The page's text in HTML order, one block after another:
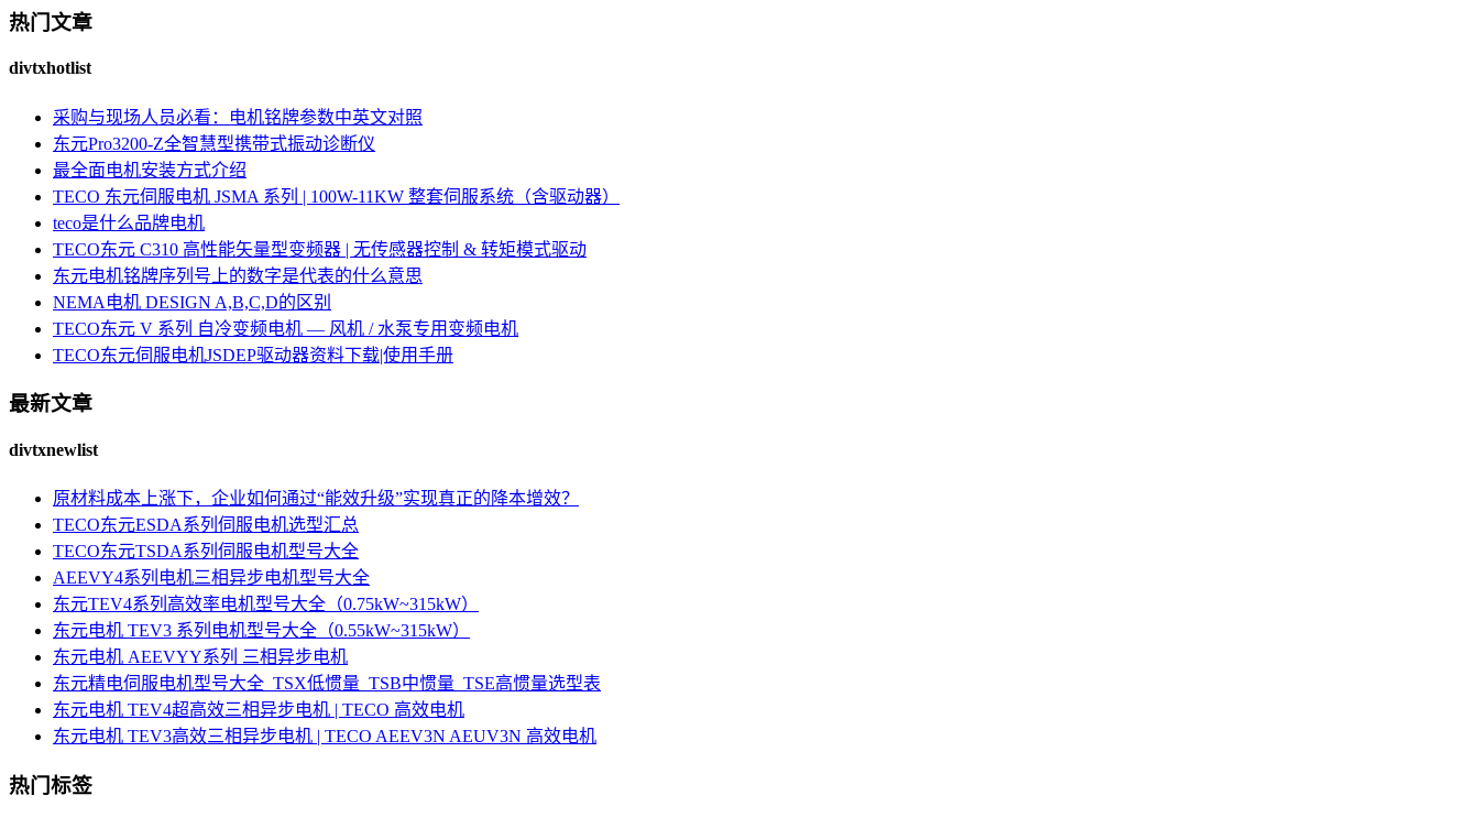
热门文章
divtxhotlist
采购与现场人员必看：电机铭牌参数中英文对照
东元Pro3200-Z全智慧型携带式振动诊断仪
最全面电机安装方式介绍
TECO 东元伺服电机 JSMA 系列 | 100W-11KW 整套伺服系统（含驱动器）
teco是什么品牌电机
TECO东元 C310 高性能矢量型变频器 | 无传感器控制 & 转矩模式驱动
东元电机铭牌序列号上的数字是代表的什么意思
NEMA电机 DESIGN A,B,C,D的区别
TECO东元 V 系列 自冷变频电机 — 风机 / 水泵专用变频电机
TECO东元伺服电机JSDEP驱动器资料下载|使用手册
最新文章
divtxnewlist
原材料成本上涨下，企业如何通过“能效升级”实现真正的降本增效？
TECO东元ESDA系列伺服电机选型汇总
TECO东元TSDA系列伺服电机型号大全
AEEVY4系列电机三相异步电机型号大全
东元TEV4系列高效率电机型号大全（0.75kW~315kW）
东元电机 TEV3 系列电机型号大全（0.55kW~315kW）
东元电机 AEEVYY系列 三相异步电机
东元精电伺服电机型号大全_TSX低惯量_TSB中惯量_TSE高惯量选型表
东元电机 TEV4超高效三相异步电机 | TECO 高效电机
东元电机 TEV3高效三相异步电机 | TECO AEEV3N AEUV3N 高效电机
热门标签